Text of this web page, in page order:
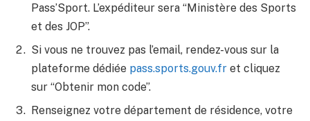
Pass’Sport. L’expéditeur sera “Ministère des Sports
et des JOP”.
Si vous ne trouvez pas l’email, rendez-vous sur la
plateforme dédiée pass.sports.gouv.fr et cliquez
sur “Obtenir mon code”.
Renseignez votre département de résidence, votre